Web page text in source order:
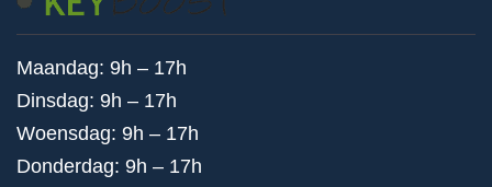
Maandag: 9h – 17h
Dinsdag: 9h – 17h
Woensdag: 9h – 17h
Donderdag: 9h – 17h